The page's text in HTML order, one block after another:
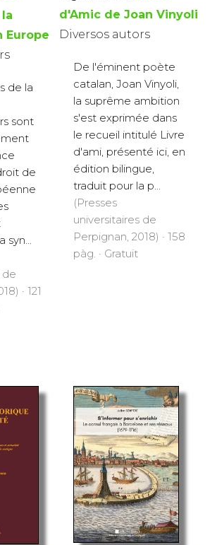
Europe
de la
sont
de
syn...
de
· 121
d'Amic de Joan Vinyoli
Diversos autors
De l'éminent poète
catalan, Joan Vinyoli,
la suprême ambition
s'est exprimée dans
le recueil intitulé Livre
d'ami, présenté ici, en
édition bilingue,
traduit pour la p...
(Presses
universitaires de
Perpignan, 2018) · 158
pàg. · Gratuït